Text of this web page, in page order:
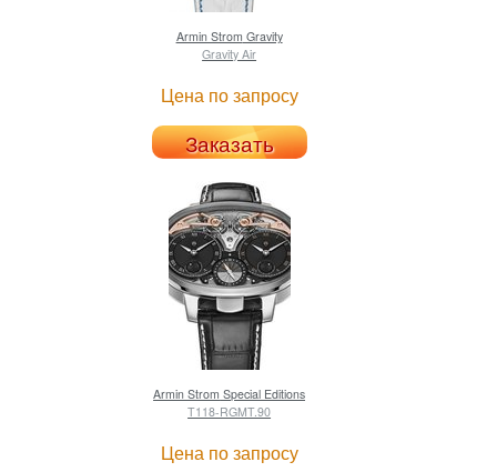
Armin Strom Gravity
Gravity Air
Цена по запросу
Заказать
Armin Strom Special Editions
T118-RGMT.90
Цена по запросу